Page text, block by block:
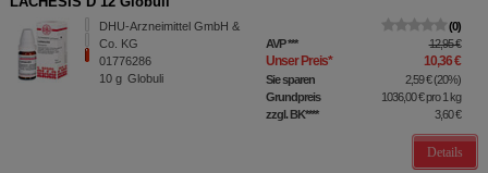
DHU-Arzneimittel GmbH &
Co. KG
01776286
10 g Globuli
0
AVP*** 12,95 €
Unser Preis* 10,36 €
Sie sparen 2,59 €(20%)
Grundpreis
1036,00 €pro 1 kg
zzgl. BK**** 3,60 €
Details